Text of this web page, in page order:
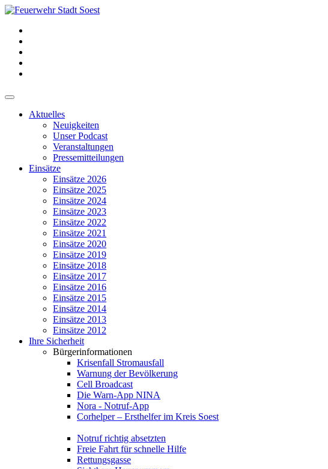
Aktuelles
Neuigkeiten
Unser Podcast
Veranstaltungen
Pressemitteilungen
Einsätze
Einsätze 2026
Einsätze 2025
Einsätze 2024
Einsätze 2023
Einsätze 2022
Einsätze 2021
Einsätze 2020
Einsätze 2019
Einsätze 2018
Einsätze 2017
Einsätze 2016
Einsätze 2015
Einsätze 2014
Einsätze 2013
Einsätze 2012
Ihre Sicherheit
Bürgerinformationen
Krisenfall Stromausfall
Warnung der Bevölkerung
Cell Broadcast
Die Warn-App NINA
Nora - Notruf-App
Corhelper – Ersthelfer im Kreis Soest
Notruf richtig absetzten
Freie Fahrt für schnelle Hilfe
Rettungsgasse